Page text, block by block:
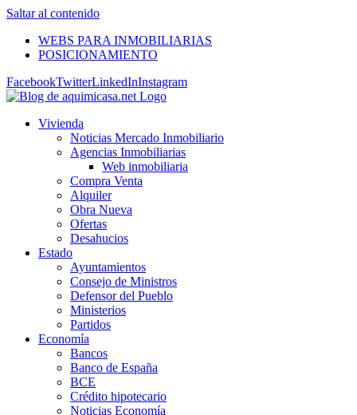
Saltar al contenido
WEBS PARA INMOBILIARIAS
POSICIONAMIENTO
FacebookTwitterLinkedInInstagram
Vivienda
Noticias Mercado Inmobiliario
Agencias Inmobiliarias
Web inmobiliaria
Compra Venta
Alquiler
Obra Nueva
Ofertas
Desahucios
Estado
Ayuntamientos
Consejo de Ministros
Defensor del Pueblo
Ministerios
Partidos
Economía
Bancos
Banco de España
BCE
Crédito hipotecario
Noticias Economía